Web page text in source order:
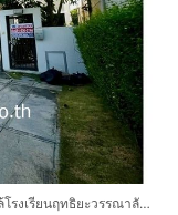
บ้านแฝด 2 ชั้น 31.5 ตร.ว. หมู่บ้านเรสท์ สายไหม ใกล้โรงเรียนฤทธิยะวรรณาลัย 2 ซอยสายไหม43 (ซอยพหลโยธิน54) ถนนสายไหม ถนนวัชรพล เขตสายไหม